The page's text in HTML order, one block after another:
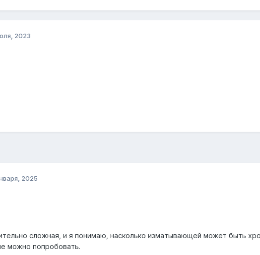
2023
2025
сложная, и я понимаю, насколько изматывающей может быть
можно попробовать.